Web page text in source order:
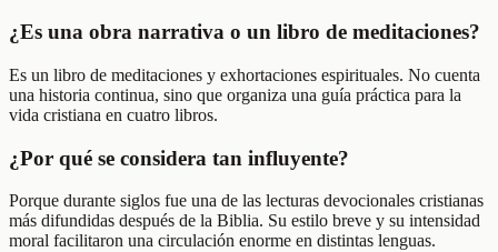
¿Es una obra narrativa o un libro de meditaciones?
Es un libro de meditaciones y exhortaciones espirituales. No cuenta
una historia continua, sino que organiza una guía práctica para la
vida cristiana en cuatro libros.
¿Por qué se considera tan influyente?
Porque durante siglos fue una de las lecturas devocionales cristianas
más difundidas después de la Biblia. Su estilo breve y su intensidad
moral facilitaron una circulación enorme en distintas lenguas.